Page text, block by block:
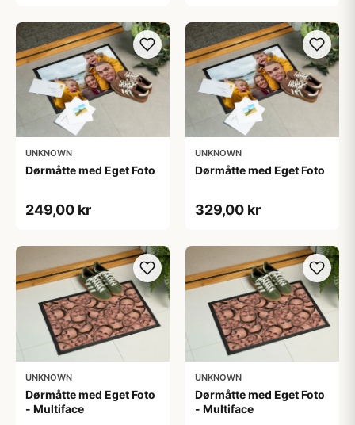
UNKNOWN
Dørmåtte med Eget Foto
249,00 kr
UNKNOWN
Dørmåtte med Eget Foto
329,00 kr
UNKNOWN
Dørmåtte med Eget Foto
- Multiface
UNKNOWN
Dørmåtte med Eget Foto
- Multiface